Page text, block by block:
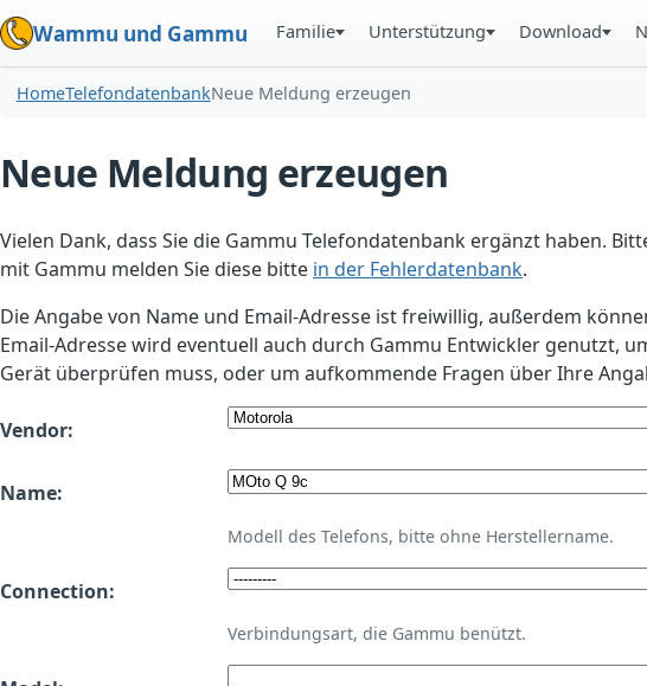
Wammu und Gammu Familie Unterstützung Download
HomeTelefondatenbankNeue Meldung erzeugen
Neue Meldung erzeugen
Vielen Dank, dass Sie die Gammu Telefondatenbank ergänzt haben.
mit Gammu melden Sie diese bitte in der Fehlerdatenbank.
Die Angabe von Name und Email-Adresse ist freiwillig, außerdem
Email-Adresse wird eventuell auch durch Gammu Entwickler genutzt,
Gerät überprüfen muss, oder um aufkommende Fragen über Ihre
Vendor:
Name:
Modell des Telefons, bitte ohne Herstellername.
Connection:
Verbindungsart, die Gammu benützt.